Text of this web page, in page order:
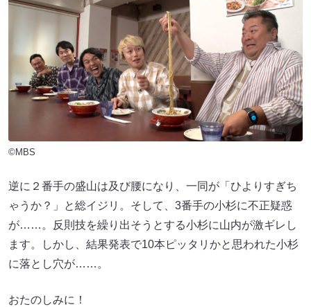
©MBS
逆に２番手の盛山は及び腰になり、一同が「ひよりすぎち
ゃうか？」と総イジリ。そして、3番手の小杉に不正疑惑
が……。反則技を繰り出そうとする小杉に山内が激ギレし
ます。しかし、結果発表で10本ピッタリかと思われた小杉
に落とし穴が……。
おたのしみに！